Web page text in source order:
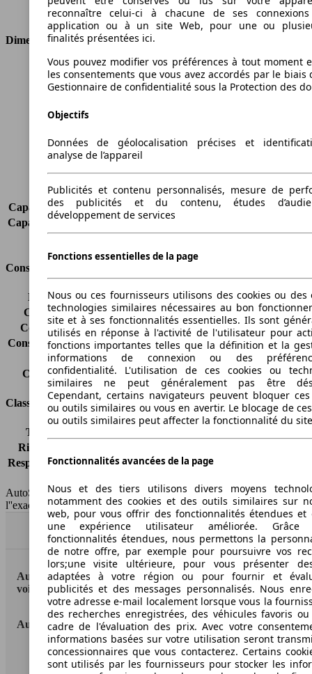
Type de traction
Traction avant
Dimensions
Longueur
4077 mm
Hauteur
1604 mm
Empattement
Charge maximale
421 kg
Portes
Sièges
5
Charge sur toit
-
Capacité de remorquage (sans freins) 635 kg
Capacité de remorquage (avec freins)
Consommation
Émissions de CO2*
114 g/km (komb.)
Consommation (ville)
6.0 l/100km
Consommation (route)
4.2 l/100km
Consommation (combinée)* 4.9 l/100km
Classe d'émissions
Euro 6
Capacité du réservoir
48 l
Classes d'assurance
Tous risques
Risques partiels
Responsabilité civile -
AutoScout24 France SAS décline toute responsabilité concernant
l''exactitude des indications fournies.
Haut
AutoScout24: la plus grande plateforme en ligne de
voitures en Europe
AutoScout24
A propos d'AutoScout24
reconnaître celui-ci à chacune de ses
application ou à un site Web, pour une ou
finalités présentées ici.
Vous pouvez modifier vos préférences à tout moment
les consentements que vous avez accordés par le biais
Gestionnaire de confidentialité sous la Protection des
Objectifs
Données de géolocalisation précises et
analyse de l’appareil
Publicités et contenu personnalisés, mesure de
des publicités et du contenu, études
développement de services
Fonctions essentielles de la page
Nous ou ces fournisseurs utilisons des cookies ou des
technologies similaires nécessaires au bon
site et à ses fonctionnalités essentielles. Ils sont
utilisés en réponse à l'activité de l'utilisateur pour
fonctions importantes telles que la définition et la
informations de connexion ou des
confidentialité. L'utilisation de ces cookies ou
similaires ne peut généralement pas être
Cependant, certains navigateurs peuvent bloquer ces
ou outils similaires ou vous en avertir. Le blocage de
ou outils similaires peut affecter la fonctionnalité du
Fonctionnalités avancées de la page
Nous et des tiers utilisons divers moyens
notamment des cookies et des outils similaires sur
web, pour vous offrir des fonctionnalités étendues et
une expérience utilisateur améliorée.
fonctionnalités étendues, nous permettons la
de notre offre, par exemple pour poursuivre vos
lors;une visite ultérieure, pour vous présenter
adaptées à votre région ou pour fournir et
publicités et des messages personnalisés. Nous
votre adresse e-mail localement lorsque vous la
des recherches enregistrées, des véhicules favoris
cadre de l'évaluation des prix. Avec votre
informations basées sur votre utilisation seront
concessionnaires que vous contacterez. Certains
sont utilisés par les fournisseurs pour stocker les